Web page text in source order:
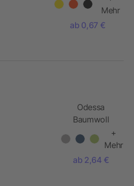
Mehr
ab 0,67 €
Odessa
Baumwoll
Tragetasche+
Mehr
ab 2,64 €